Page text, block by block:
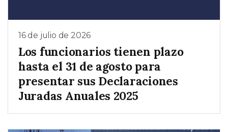
16 de julio de 2026
Los funcionarios tienen plazo
hasta el 31 de agosto para
presentar sus Declaraciones
Juradas Anuales 2025